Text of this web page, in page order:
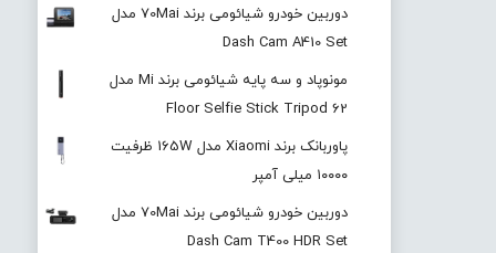
دوربین خودرو شیائومی برند 70Mai مدل
Dash Cam A410 Set
مونوپاد و سه پایه شیائومی برند Mi مدل
Floor Selfie Stick Tripod 62
پاوربانک برند Xiaomi مدل 165W ظرفیت
۱۰۰۰۰ میلی آمپر
دوربین خودرو شیائومی برند 70Mai مدل
Dash Cam T400 HDR Set